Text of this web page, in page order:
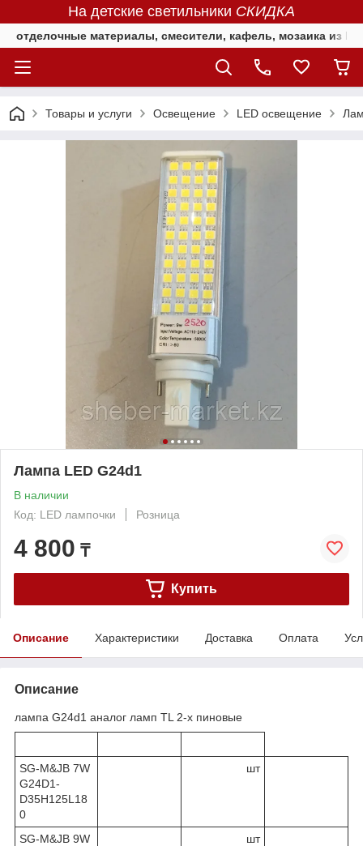
На детские светильники СКИДКА
отделочные материалы, смесители, кафель, мозаика из
Товары и услуги Освещение LED освещение
Лампа LED G24d1
В наличии
Код: LED лампочки
Розница
4 800 ₸
Купить
Описание Характеристики Доставка Оплата
Описание
лампа G24d1 аналог ламп TL 2-х пиновые
SG-M&JВ 7W
G24D1-
D35H125L18
0
шт
SG-M&JВ 9W
шт